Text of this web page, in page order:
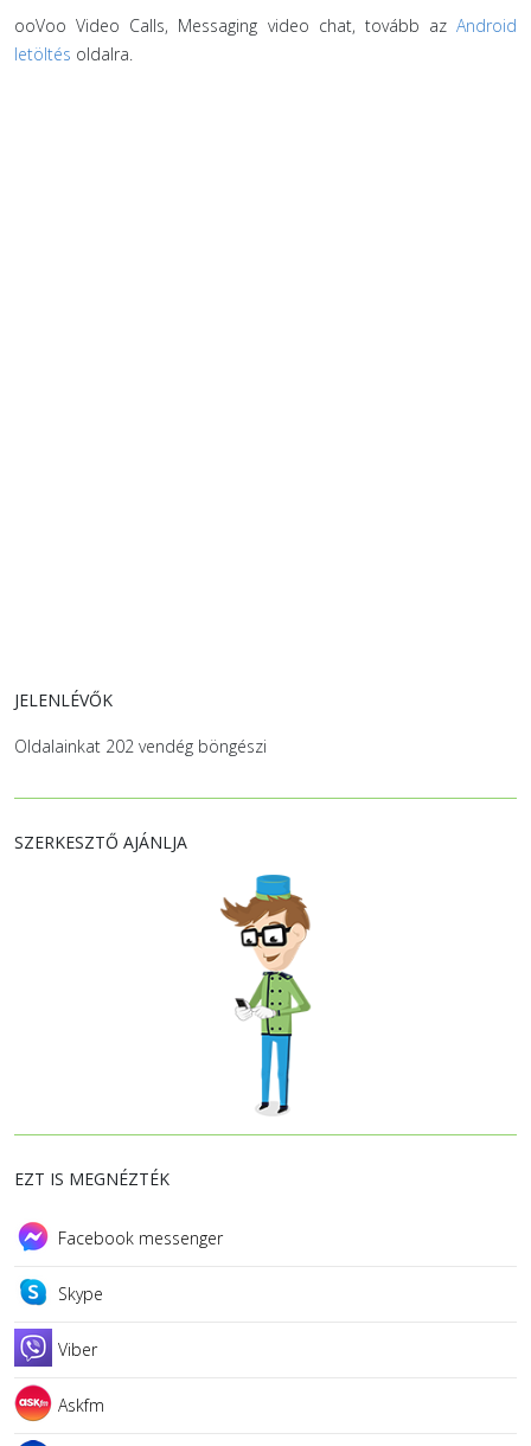
ooVoo Video Calls, Messaging video chat, tovább az Android
letöltés oldalra.
JELENLÉVŐK
Oldalainkat 202 vendég böngészi
SZERKESZTŐ AJÁNLJA
EZT IS MEGNÉZTÉK
Facebook messenger
Skype
Viber
Askfm